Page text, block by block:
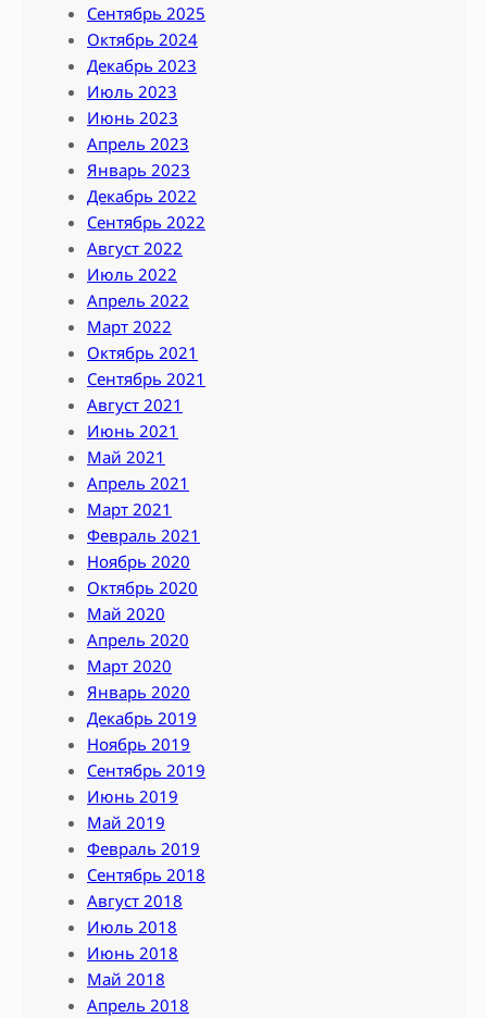
Сентябрь 2025
Октябрь 2024
Декабрь 2023
Июль 2023
Июнь 2023
Апрель 2023
Январь 2023
Декабрь 2022
Сентябрь 2022
Август 2022
Июль 2022
Апрель 2022
Март 2022
Октябрь 2021
Сентябрь 2021
Август 2021
Июнь 2021
Май 2021
Апрель 2021
Март 2021
Февраль 2021
Ноябрь 2020
Октябрь 2020
Май 2020
Апрель 2020
Март 2020
Январь 2020
Декабрь 2019
Ноябрь 2019
Сентябрь 2019
Июнь 2019
Май 2019
Февраль 2019
Сентябрь 2018
Август 2018
Июль 2018
Июнь 2018
Май 2018
Апрель 2018